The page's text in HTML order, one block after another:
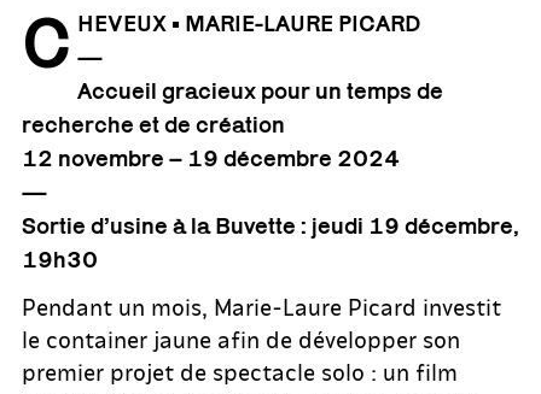
C HEVEUX • MARIE-LAURE PICARD
—
Accueil gracieux pour un temps de
recherche et de création
12 novembre – 19 décembre 2024
—
Sortie d’usine à la Buvette : jeudi 19 décembre,
19h30
Pendant un mois, Marie-Laure Picard investit
le container jaune afin de développer son
premier projet de spectacle solo : un film